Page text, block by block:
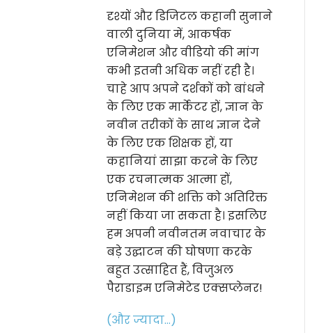
दृश्यों और डिजिटल कहानी सुनाने
वाली दुनिया में, आकर्षक
एनिमेशन और वीडियो की मांग
कभी इतनी अधिक नहीं रही है।
चाहे आप अपने दर्शकों को बांधने
के लिए एक मार्केटर हों, ज्ञान के
नवीन तरीकों के साथ ज्ञान देने
के लिए एक शिक्षक हों, या
कहानियां साझा करने के लिए
एक रचनात्मक आत्मा हों,
एनिमेशन की शक्ति को अतिरिक्त
नहीं किया जा सकता है। इसलिए
हम अपनी नवीनतम नवाचार के
बड़े उद्घाटन की घोषणा करके
बहुत उत्साहित हैं, विजुअल
पैराडाइम एनिमेटेड एक्सप्लेनर!
(और ज्यादा…)